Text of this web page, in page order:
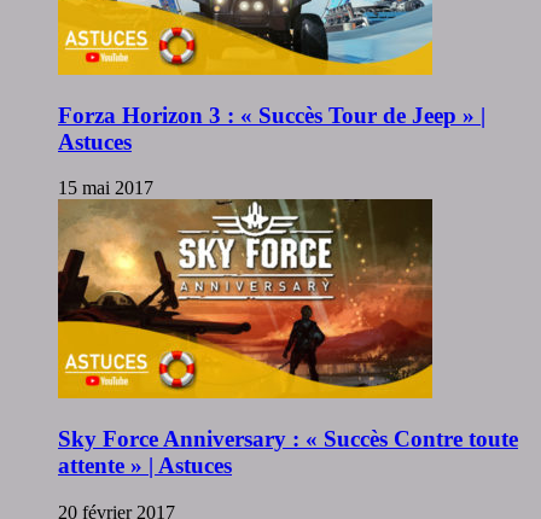
Forza Horizon 3 : « Succès Tour de Jeep » |
Astuces
15 mai 2017
Sky Force Anniversary : « Succès Contre toute
attente » | Astuces
20 février 2017